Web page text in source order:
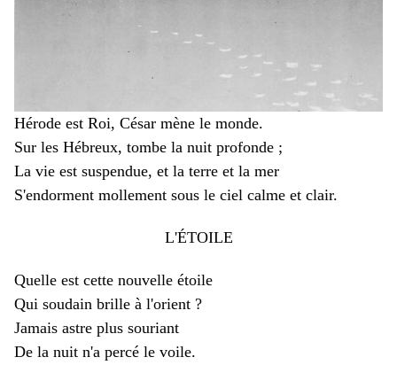
Hérode est Roi, César mène le monde.
Sur les Hébreux, tombe la nuit profonde ;
La vie est suspendue, et la terre et la mer
S'endorment mollement sous le ciel calme et clair.
L'ÉTOILE
Quelle est cette nouvelle étoile
Qui soudain brille à l'orient ?
Jamais astre plus souriant
De la nuit n'a percé le voile.